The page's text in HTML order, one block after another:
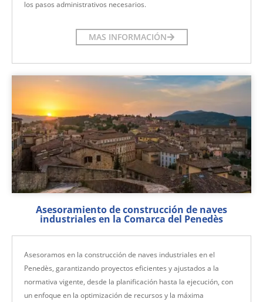
los pasos administrativos necesarios.
MAS INFORMACIÓN
Asesoramiento de construcción de naves
industriales en la Comarca del Penedès
Asesoramos en la construcción de naves industriales en el
Penedès, garantizando proyectos eficientes y ajustados a la
normativa vigente, desde la planificación hasta la ejecución, con
un enfoque en la optimización de recursos y la máxima